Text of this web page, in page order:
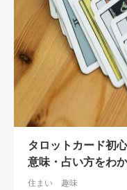
タロットカード初
意味・占い方をわ
住まい 趣味